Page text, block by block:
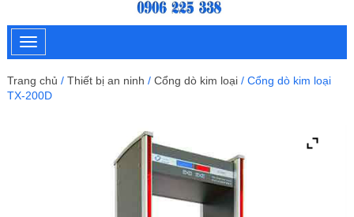
Trang chủ / Thiết bị an ninh / Cổng dò kim loại / Cổng dò kim loại
TX-200D